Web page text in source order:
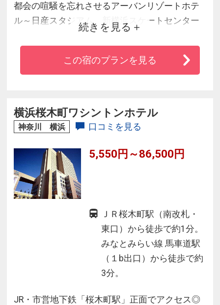
都会の喧騒を忘れさせるアーバンリゾートホテ
ル～日産スタジアム、新横浜スケートセンター
に一番近いホテル☆横浜アリーナ好アクセス～
新横浜駅から徒歩5分。総客室数７0室のスモー
ルホテルだからこそ出来る、きめ細やかなおも
続きを見る
この宿のプランを見る
横浜桜木町ワシントンホテル
神奈川 横浜 口コミを見る
5,550円～86,500円
ＪＲ桜木町駅（南改札・
東口）から徒歩で約1分。
みなとみらい線 馬車道駅
（１b出口）から徒歩で約
3分。
JR・市営地下鉄「桜木町駅」正面でアクセス◎